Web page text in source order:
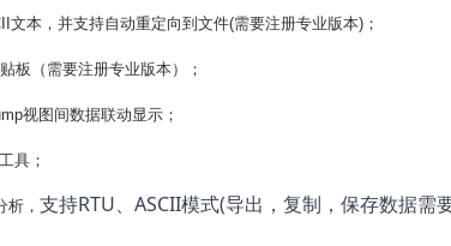
文本，并支持自动重定向到文件(需要注册专业版本) ；
板（需要注册专业版本）；
视图间数据联动显示；
具；
析， 支持RTU ASCII模式(导出，复制，保存数据需